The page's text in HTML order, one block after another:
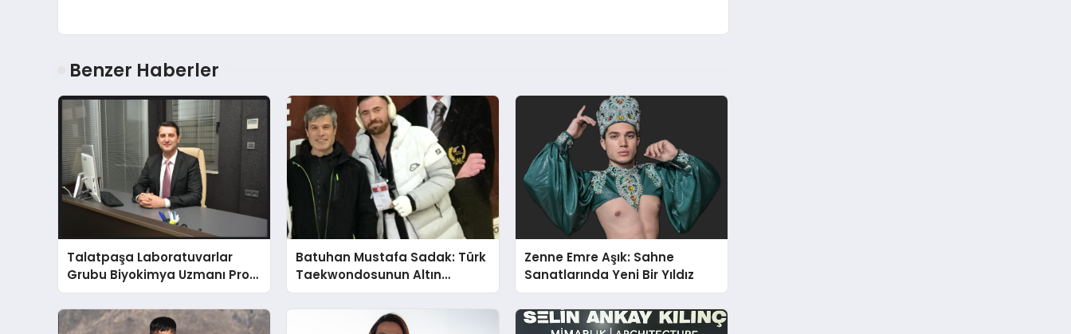
Benzer Haberler
Talatpaşa Laboratuvarlar
Grubu Biyokimya Uzmanı Prof.
Dr. Ahmet Var
Batuhan Mustafa Sadak: Türk
Taekwondosunun Altın
Yumruğu
Zenne Emre Aşık: Sahne
Sanatlarında Yeni Bir Yıldız